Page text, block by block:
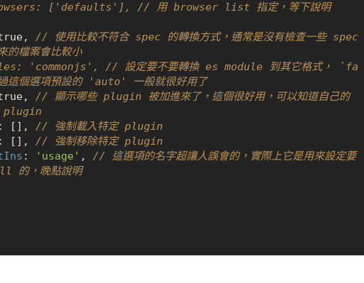
['defaults'], // 用 browser list 指定，等下說明
, // 使用比較不符合 spec 的轉換方式，通常是沒有檢查一些 spec
的檔案會比較小
'commonjs', // 設定要不要轉換 es module 到其它格式， `fa
這個選項預設的 'auto' 一般就很好用了
, // 顯示哪些 plugin 被加進來了，這個很好用，可以知道自己的
plugin
: [], // 強制載入特定 plugin
: [], // 強制移除特定 plugin
: 'usage' , // 這選項的名字超讓人誤會的，實際上它是用來設定要
的，晚點說明